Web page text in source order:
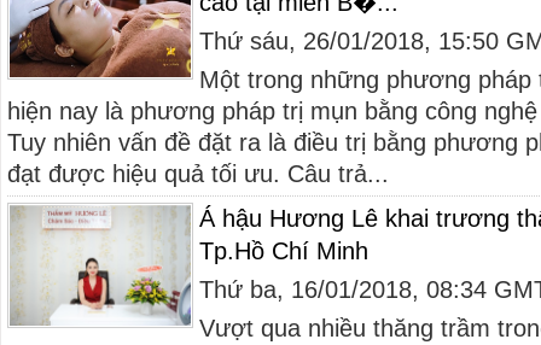
Thứ sáu, 26/01/2018, 15:50
Một trong những phương pháp
hiện nay là phương pháp trị mụn bằng công
Tuy nhiên vấn đề đặt ra là điều trị bằng phương
đạt được hiệu quả tối ưu. Câu trả...
Á hậu Hương Lê khai trương
Tp.Hồ Chí Minh
Thứ ba, 16/01/2018, 08:34
Vượt qua nhiều thăng trầm